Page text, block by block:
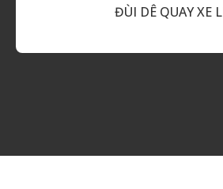
ĐÙI DÊ QUAY XE